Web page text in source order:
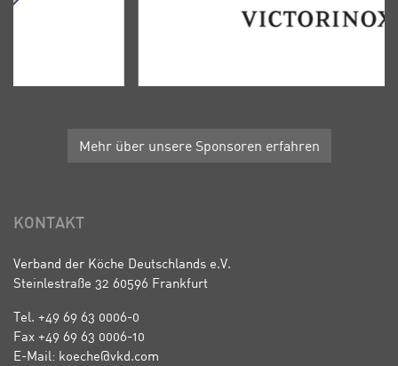
Mehr über unsere Sponsoren erfahren
KONTAKT
Verband der Köche Deutschlands e.V.
Steinlestraße 32 60596 Frankfurt
Tel. +49 69 63 0006-0
Fax +49 69 63 0006-10
E-Mail: koeche@vkd.com